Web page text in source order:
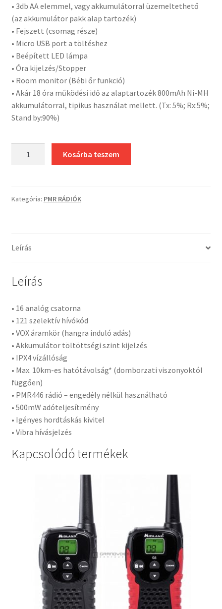
• 3db AA elemmel, vagy akkumulátorral üzemeltethető
(az akkumulátor pakk alap tartozék)
• Fejszett (csomag része)
• Micro USB port a töltéshez
• Beépített LED lámpa
• Óra kijelzés/Stopper
• Room monitor (Bébi őr funkció)
• Akár 18 óra működési idő az alaptartozék 800mAh Ni-MH
akkumulátorral, tipikus használat mellett. (Tx: 5%; Rx:5%;
Stand by:90%)
PMR
Kosárba teszem
Kategória: PMR RÁDIÓK
Leírás
Leírás
• 16 analóg csatorna
• 121 szelektív hívókód
• VOX áramkör (hangra induló adás)
• Akkumulátor töltöttségi szint kijelzés
• IPX4 vízállóság
• Max. 10km-es hatótávolság* (domborzati viszonyoktól
függően)
• PMR446 rádió – engedély nélkül használható
• 500mW adóteljesítmény
• Igényes hordtáskás kivitel
• Vibra hívásjelzés
Kapcsolódó termékek